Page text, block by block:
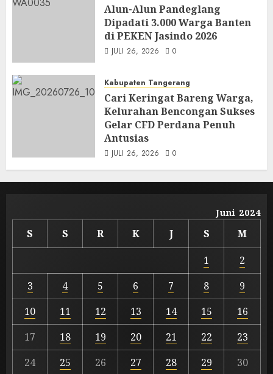
Alun-Alun Pandeglang
Dipadati 3.000 Warga Banten
di PEKEN Jasindo 2026
JULI 26, 2026 0
Kabupaten Tangerang
Cari Keringat Bareng Warga,
Kelurahan Bencongan Sukses
Gelar CFD Perdana Penuh
Antusias
JULI 26, 2026 0
Juni 2024
S S R K J S
M
1
2
3
4 5 6 7 8
9
10
11 12 13 14 15
16
17
18 19 20 21 22
23
24
25 26 27 28 29 30